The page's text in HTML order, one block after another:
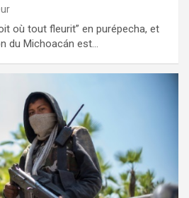
où tout fleurit” en purépecha, et
du Michoacán est…